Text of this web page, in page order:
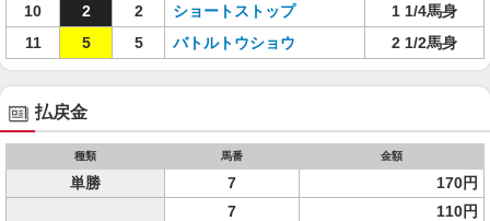
10
2 2 ショートストップ
1 1/4馬身
11
5 5 バトルトウショウ 2 1/2馬身
払戻金
種類 馬番 金額
単勝 7 170円
7
110円